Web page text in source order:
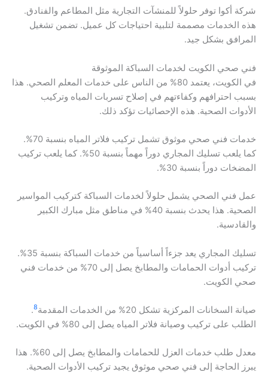
شركة أكوا توفر حلولاً للمنشآت التجارية مثل المطاعم والفنادق.
هذه الخدمات مصممة لتلبية احتياجات كل عميل. تضمن تشغيل
المرافق بشكل جيد.
فني صحي الكويت لخدمات السباكة الموثوقة
في الكويت، يعتمد 80% من الناس على خدمات المعلم الصحي. هذا
بسبب احترافهم وكفاءتهم في إصلاح تسربات المياه وتركيب
الأدوات الصحية. هذه الإحصائيات تؤكد ذلك.
خدمات فني صحي موثوق تشمل تركيب فلاتر المياه بنسبة 70%.
كما يلعب تسليك المجاري دوراً مهماً بنسبة 50%. كما يلعب تركيب
المضخات دوراً بنسبة 30%.
عمل فني الصحي يشمل حلولاً لخدمات السباكة كتركيب المواسير
الصحية. هذا يحدث بنسبة 40% في مناطق مثل مبارك الكبير
والقادسية.
تسليك المجاري يعد جزءاً أساسياً من خدمات السباكة بنسبة 35%.
تركيب أدوات الحمامات والمطابخ يصل إلى 70% من خدمات فني
صحي الكويت.
صيانة السخانات المركزية تشكل 20% من الخدمات المقدمة 8
.
الطلب على تركيب وصيانة فلاتر المياه يصل إلى 80% في الكويت.
معدل طلب خدمات العزل للحمامات والمطابخ يصل إلى 60%. هذا
يبرز الحاجة إلى فني صحي موثوق يجيد تركيب الأدوات الصحية.